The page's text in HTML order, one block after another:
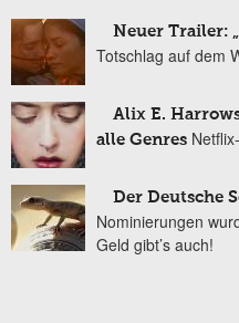
Neuer Trailer:
Totschlag auf dem
Alix E.
alle Genres
Der Deutsche
Nominierungen
Geld gibt’s auch!